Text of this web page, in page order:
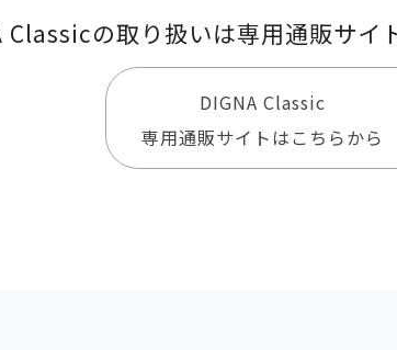
Classicの取り扱いは専用通販サイ
DIGNA Classic
専用通販サイトはこちらから